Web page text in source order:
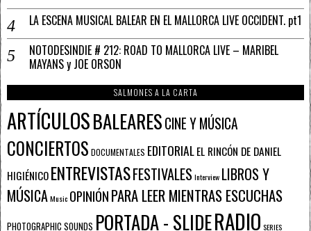
LA ESCENA MUSICAL BALEAR EN EL MALLORCA LIVE OCCIDENT. pt1
NOTODESINDIE # 212: ROAD TO MALLORCA LIVE – MARIBEL
MAYANS y JOE ORSON
SALMONES A LA CARTA
ARTÍCULOSBALEARESCINE Y MÚSICA
CONCIERTOS DOCUMENTALES EDITORIALEL RINCÓN DE DANIEL
HIGIÉNICOENTREVISTASFESTIVALESInterview LIBROS Y
MÚSICAMusic OPINIÓNPARA LEER MIENTRAS ESCUCHAS
PHOTOGRAPHIC SOUNDS PORTADA - SLIDERADIO SERIES